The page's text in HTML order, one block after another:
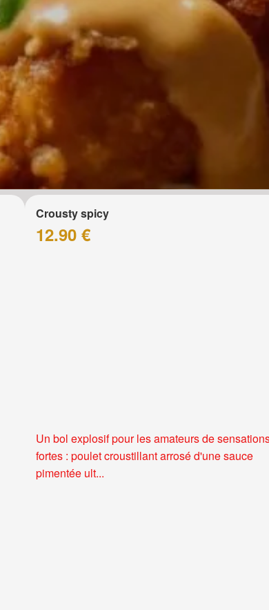
Crousty spicy
12.90 €
Un bol explosif pour les amateurs de
fortes : poulet croustillant arrosé d'une sauce
pimentée ult...